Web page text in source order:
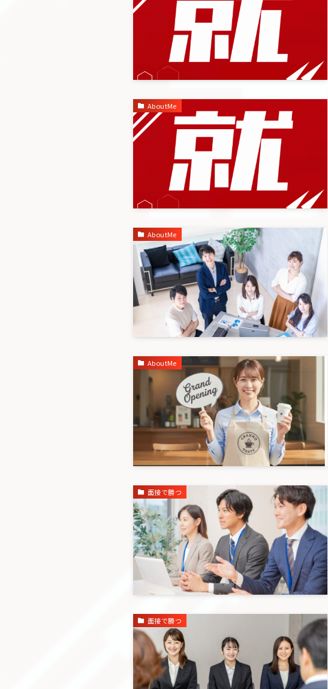
AboutMe
AboutMe
AboutMe
面接で勝つ
面接で勝つ